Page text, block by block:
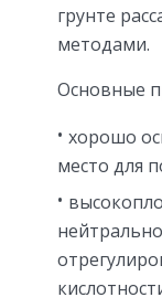
грунте
методами.
Основные
хорошо
место для